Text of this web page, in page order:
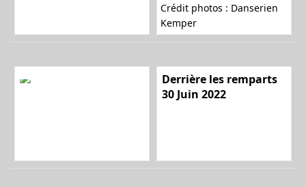
a
Crédit photos : Danserien
Kemper
Derrière les remparts
30 Juin 2022